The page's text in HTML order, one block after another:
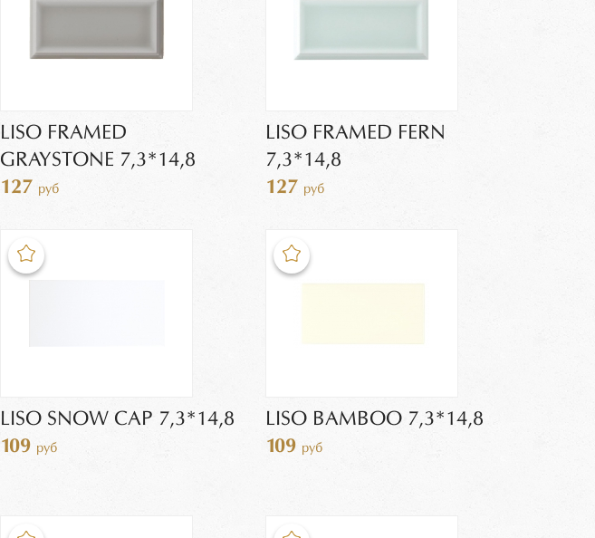
LISO FRAMED
GRAYSTONE 7,3*14,8
127 руб
LISO FRAMED FERN
7,3*14,8
127 руб
LISO SNOW CAP 7,3*14,8
109 руб
LISO BAMBOO 7,3*14,8
109 руб